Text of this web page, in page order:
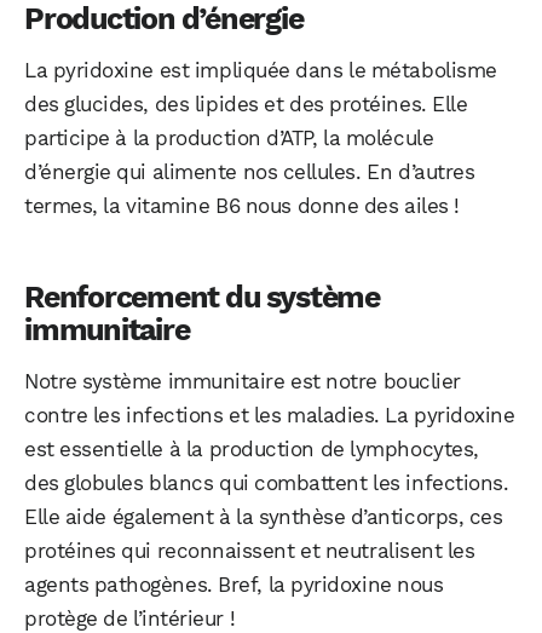
Production d’énergie
La pyridoxine est impliquée dans le métabolisme
des glucides, des lipides et des protéines. Elle
participe à la production d’ATP, la molécule
d’énergie qui alimente nos cellules. En d’autres
termes, la vitamine B6 nous donne des ailes !
Renforcement du système
immunitaire
Notre système immunitaire est notre bouclier
contre les infections et les maladies. La pyridoxine
est essentielle à la production de lymphocytes,
des globules blancs qui combattent les infections.
Elle aide également à la synthèse d’anticorps, ces
protéines qui reconnaissent et neutralisent les
agents pathogènes. Bref, la pyridoxine nous
protège de l’intérieur !